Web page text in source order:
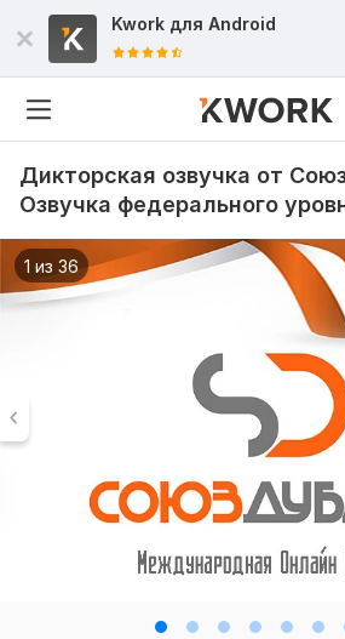
Kwork для Android
Дикторская озвучка от
Озвучка федерального
1 из 36